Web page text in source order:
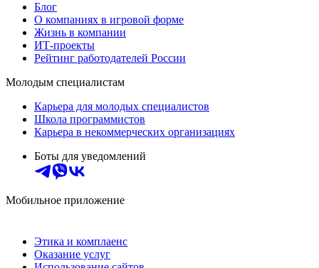
Блог
О компаниях в игровой форме
Жизнь в компании
ИТ-проекты
Рейтинг работодателей России
Молодым специалистам
Карьера для молодых специалистов
Школа программистов
Карьера в некоммерческих организациях
Боты для уведомлений
Мобильное приложение
Этика и комплаенс
Оказание услуг